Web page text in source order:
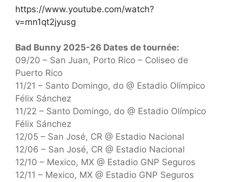
https://www.youtube.com/watch?
v=mn1qt2jyusg
Bad Bunny 2025-26 Dates de tournée:
09/20 – San Juan, Porto Rico – Coliseo de
Puerto Rico
11/21 – Santo Domingo, do @ Estadio Olímpico
Félix Sánchez
11/22 – Santo Domingo, do @ Estadio Olímpico
Félix Sánchez
12/05 – San José, CR @ Estadio Nacional
12/06 – San José, CR @ Estadio Nacional
12/10 – Mexico, MX @ Estadio GNP Seguros
12/11 – Mexico, MX @ Estadio GNP Seguros